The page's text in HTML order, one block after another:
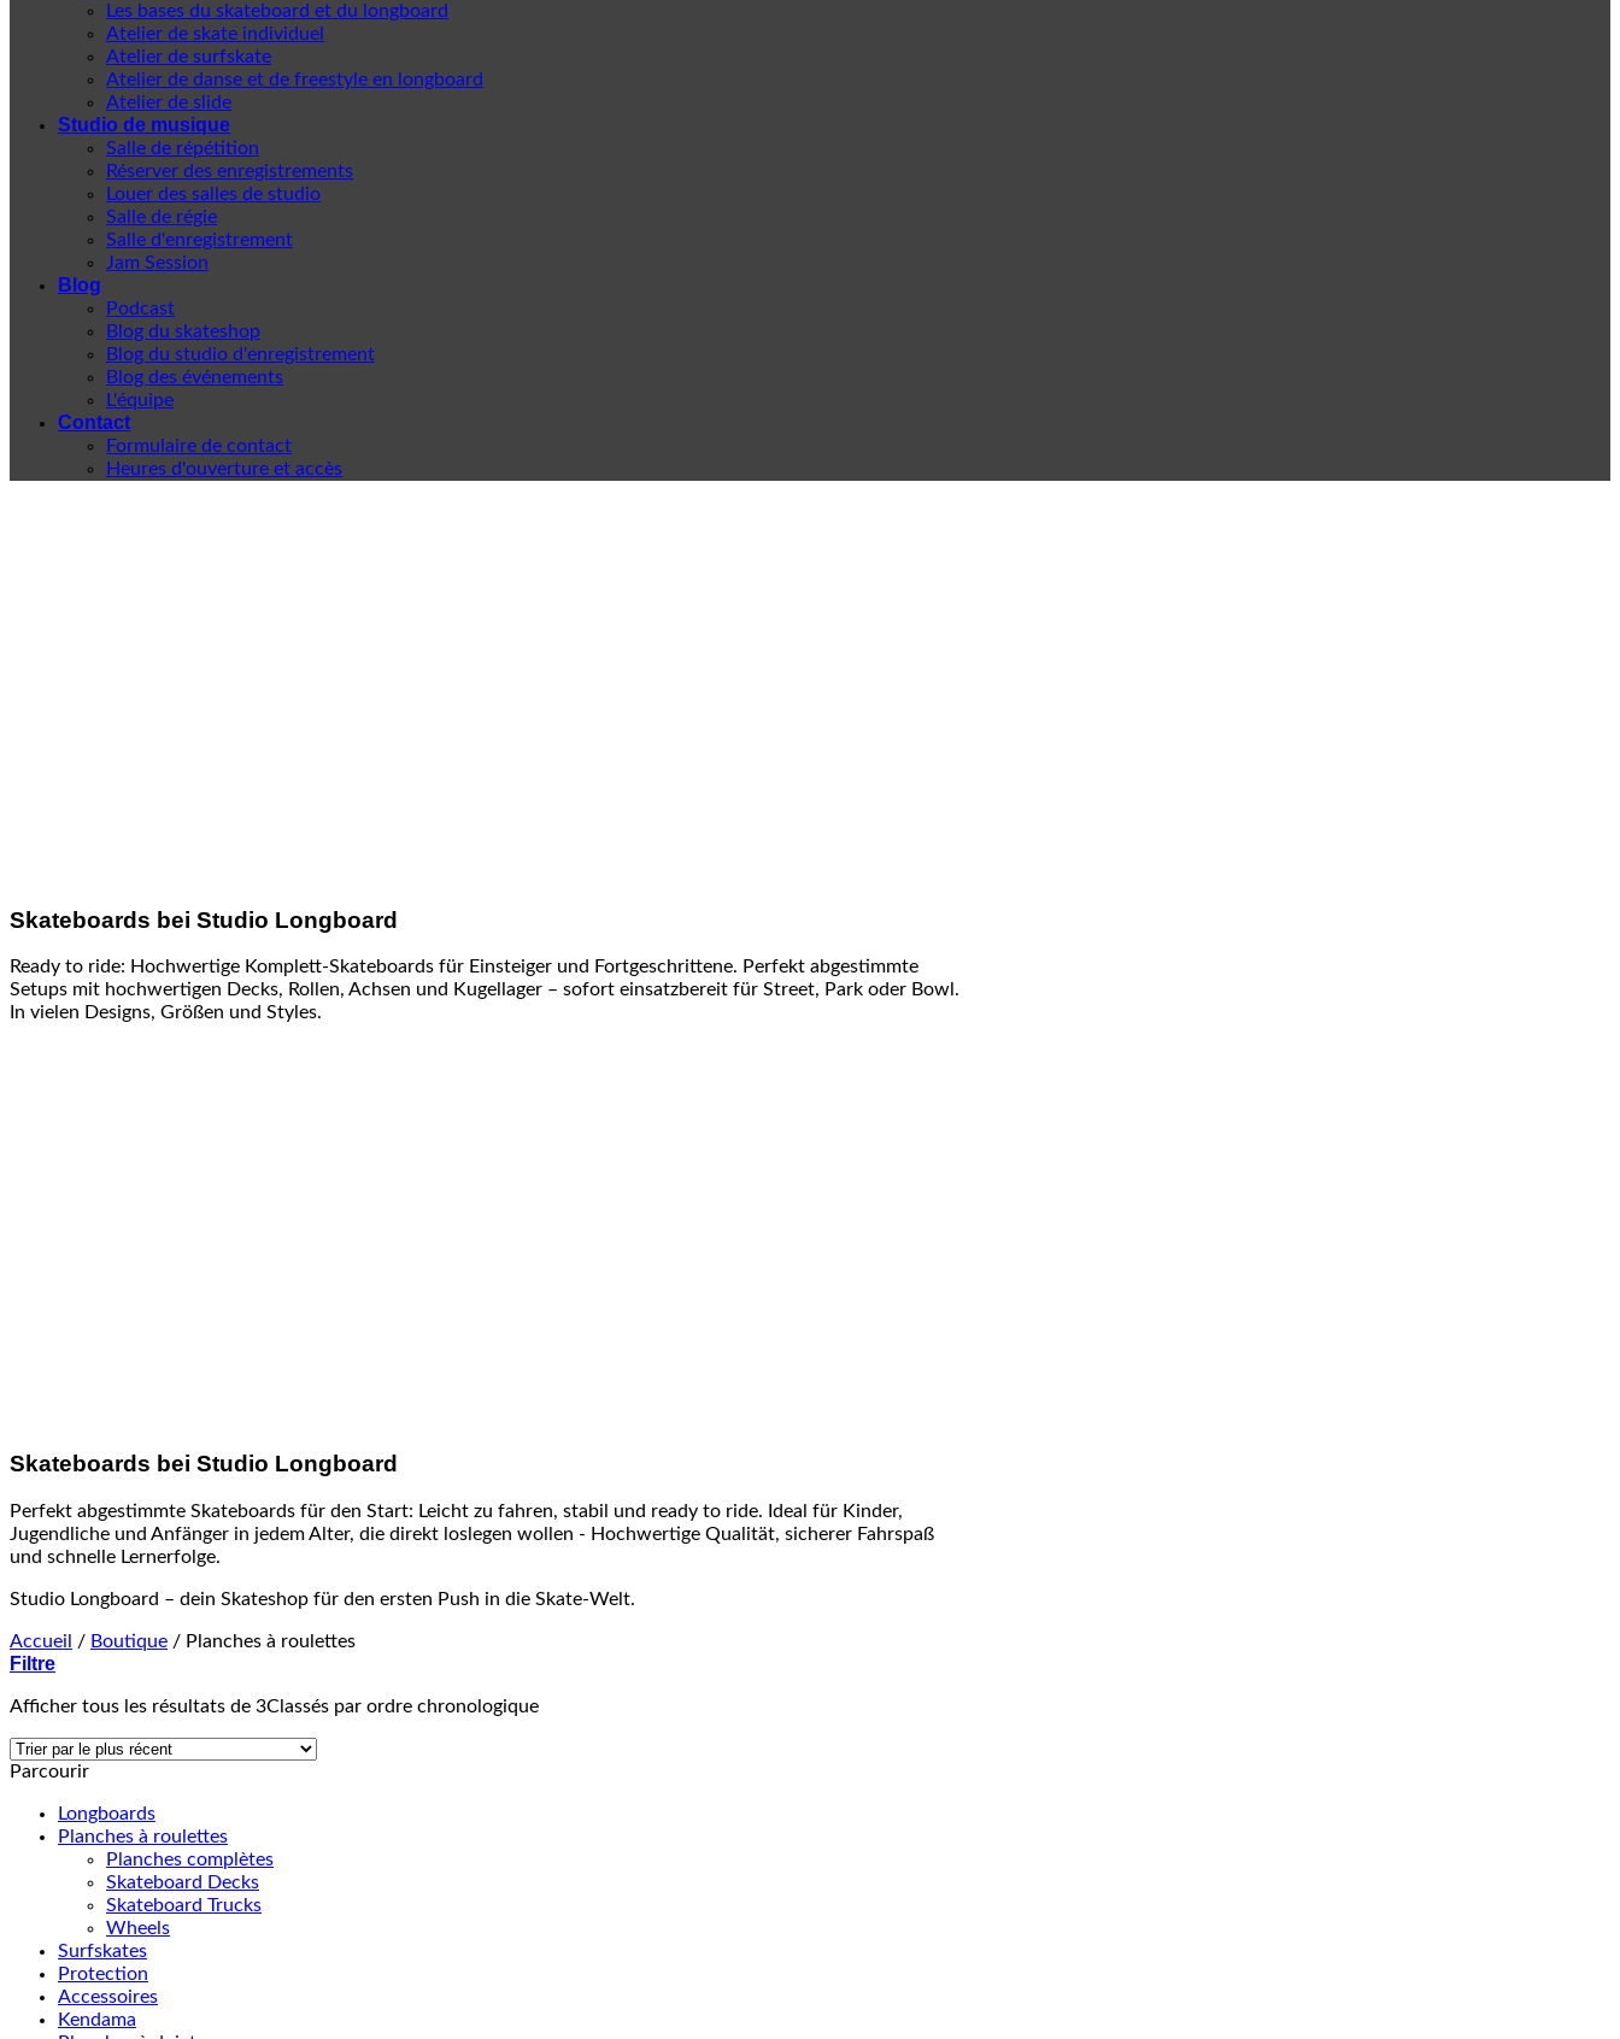
Les bases du skateboard et du longboard
Atelier de skate individuel
Atelier de surfskate
Atelier de danse et de freestyle en longboard
Atelier de slide
Studio de musique
Salle de répétition
Réserver des enregistrements
Louer des salles de studio
Salle de régie
Salle d'enregistrement
Jam Session
Blog
Podcast
Blog du skateshop
Blog du studio d'enregistrement
Blog des événements
L'équipe
Contact
Formulaire de contact
Heures d'ouverture et accès
Skateboards bei Studio Longboard
Ready to ride: Hochwertige Komplett-Skateboards für Einsteiger und Fortgeschrittene. Perfekt abgestimmte
Setups mit hochwertigen Decks, Rollen, Achsen und Kugellager – sofort einsatzbereit für Street, Park oder Bowl.
In vielen Designs, Größen und Styles.
Skateboards bei Studio Longboard
Perfekt abgestimmte Skateboards für den Start: Leicht zu fahren, stabil und ready to ride. Ideal für Kinder,
Jugendliche und Anfänger in jedem Alter, die direkt loslegen wollen - Hochwertige Qualität, sicherer Fahrspaß
und schnelle Lernerfolge.
Studio Longboard – dein Skateshop für den ersten Push in die Skate-Welt.
Accueil / Boutique / Planches à roulettes
Filtre
Afficher tous les résultats de 3Classés par ordre chronologique
Parcourir
Longboards
Planches à roulettes
Planches complètes
Skateboard Decks
Skateboard Trucks
Wheels
Surfskates
Protection
Accessoires
Kendama